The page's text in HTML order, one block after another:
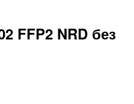
FFP2 NRD без